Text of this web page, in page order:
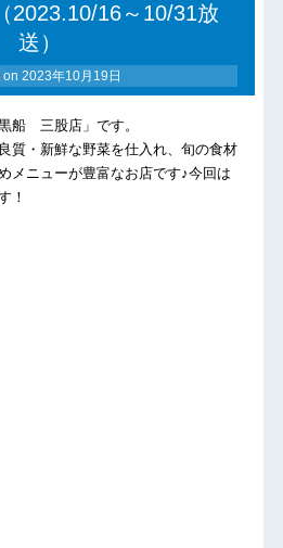
2023.10/16～10/31放
送）
on 2023年10月19日
船 三股店」です。
質・新鮮な野菜を仕入れ、旬の食材
メニューが豊富なお店です♪今回は
！